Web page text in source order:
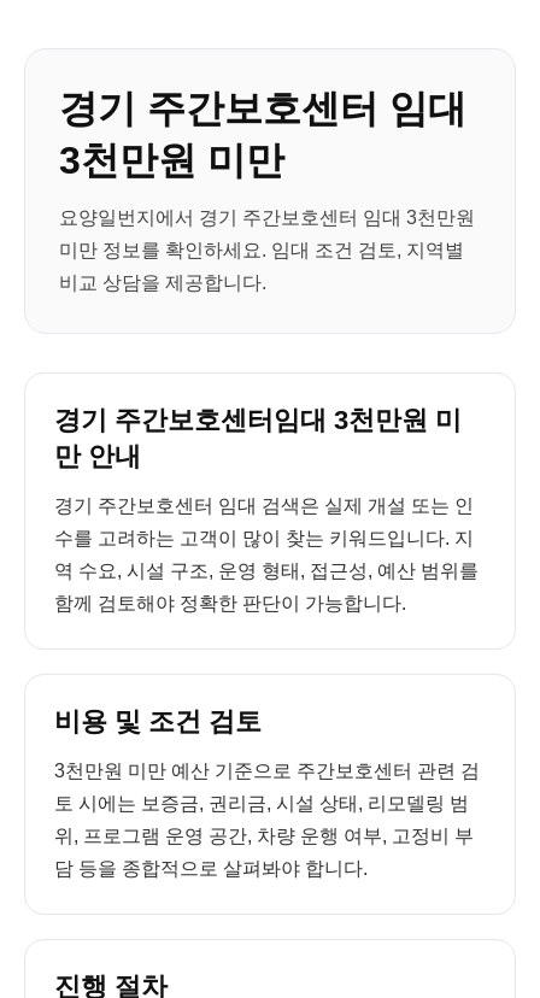
경기 주간보호센터 임대
3천만원 미만
요양일번지에서 경기 주간보호센터 임대 3천만원
미만 정보를 확인하세요. 임대 조건 검토, 지역별
비교 상담을 제공합니다.
경기 주간보호센터임대 3천만원 미
만 안내
경기 주간보호센터 임대 검색은 실제 개설 또는 인
수를 고려하는 고객이 많이 찾는 키워드입니다. 지
역 수요, 시설 구조, 운영 형태, 접근성, 예산 범위를
함께 검토해야 정확한 판단이 가능합니다.
비용 및 조건 검토
3천만원 미만 예산 기준으로 주간보호센터 관련 검
토 시에는 보증금, 권리금, 시설 상태, 리모델링 범
위, 프로그램 운영 공간, 차량 운행 여부, 고정비 부
담 등을 종합적으로 살펴봐야 합니다.
진행 절차